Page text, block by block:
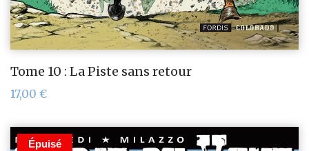
Tome 10 : La Piste sans retour
17,00 €
Épuisé